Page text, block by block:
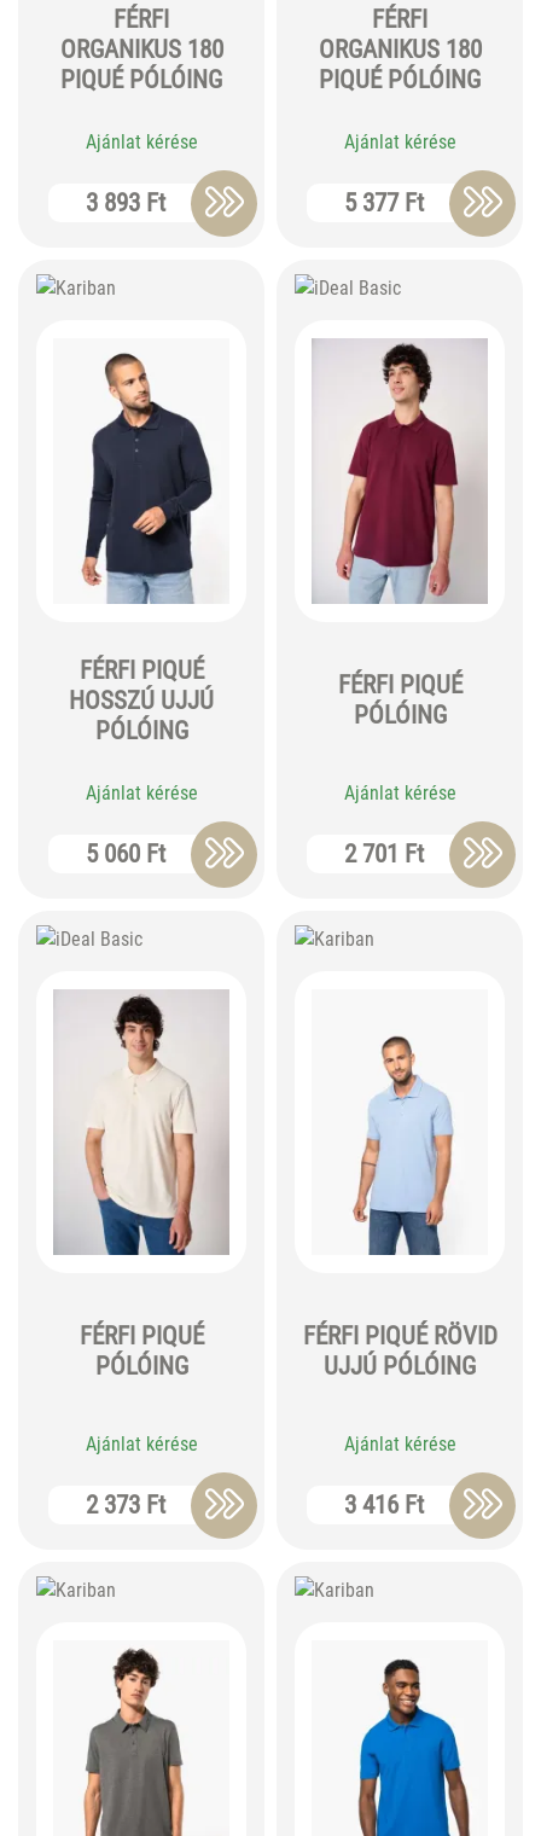
FÉRFI
ORGANIKUS 180
PIQUÉ PÓLÓING
Ajánlat kérése
3 893 Ft
FÉRFI
ORGANIKUS 180
PIQUÉ PÓLÓING
Ajánlat kérése
5 377 Ft
FÉRFI PIQUÉ
HOSSZÚ UJJÚ
PÓLÓING
Ajánlat kérése
5 060 Ft
FÉRFI PIQUÉ
PÓLÓING
Ajánlat kérése
2 701 Ft
FÉRFI PIQUÉ
PÓLÓING
Ajánlat kérése
2 373 Ft
FÉRFI PIQUÉ RÖVID
UJJÚ PÓLÓING
Ajánlat kérése
3 416 Ft